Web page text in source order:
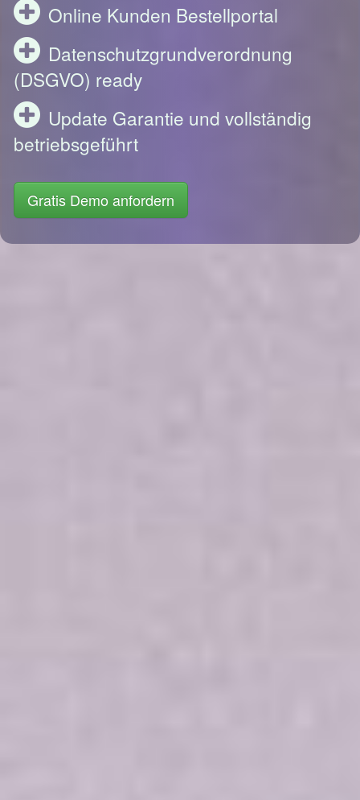
Online Kunden Bestellportal
Datenschutzgrundverordnung
(DSGVO) ready
Update Garantie und vollständig
betriebsgeführt
Gratis Demo anfordern